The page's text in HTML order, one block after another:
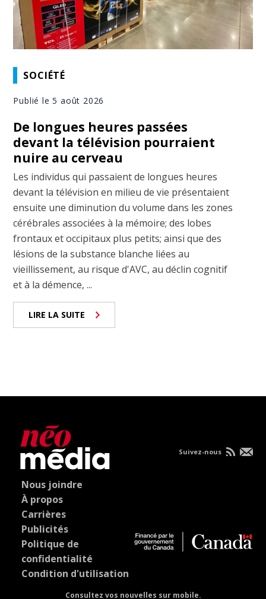
SOCIÉTÉ
Publié le 5 août 2026
De longues heures passées
devant la télévision pourraient
nuire au cerveau
Les individus qui passaient de longues heures
devant la télévision en milieu de vie présentaient
ensuite une diminution du volume dans les zones
cérébrales associées à la mémoire; des lobes
frontaux et occipitaux plus petits; ainsi que des
lésions de la substance blanche liées au
vieillissement, au risque d'AVC, au déclin cognitif
et à la démence, ...
LIRE LA SUITE
Nous joindre
À propos
Carrières
Publicités
Politique de
confidentialité
Condition d'utilisation
Consultez vos nouvelles sur mobile.
Suivez-nous